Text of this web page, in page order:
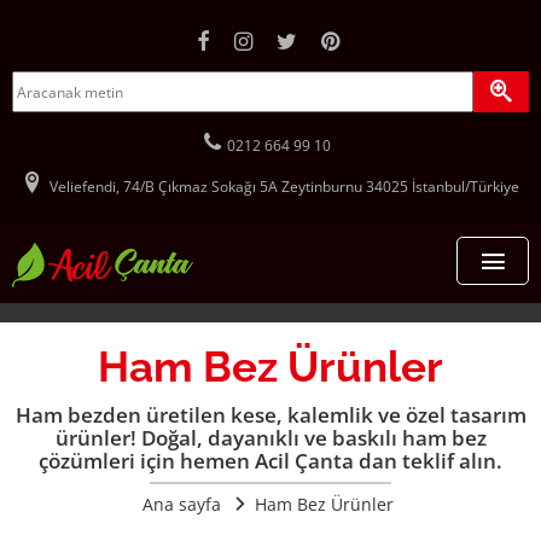
facebook hesabımız (yeni sayfada açılır)
instagram hesabımız (yeni sayfada açılır)
twitter hesabımız (yeni sayfada açılır)
pinterest hesabımız (yeni
site içerisinde ürün arama formu
aranacak metin
Bizi aramak için tıklayın:
0212 664 99 10
Veliefendi, 74/B Çıkmaz Sokağı 5A Zeytinburnu 34025 İstanbul/Türkiye
Acil Çanta - Promosyon Çanta İmalatı ana
Stoklu Çantalar
Promosyon Sırt Çantası
Kurumsal
Hakkımızda
Ham Bez Ürünler
Ham bezden üretilen kese, kalemlik ve özel tasarım
ürünler! Doğal, dayanıklı ve baskılı ham bez
çözümleri için hemen Acil Çanta dan teklif alın.
Ana sayfa Ham Bez Ürünler